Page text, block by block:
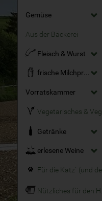
Gemüse
Aus der Bäckerei
Fleisch & Wurst
frische Milchprodukte
Vorratskammer
Getränke
erlesene Weine